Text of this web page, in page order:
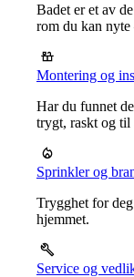
Badet er et av
rom du kan nyte
Montering og
Har du funnet
trygt, raskt og til
Sprinkler og
Trygghet for
hjemmet.
Service og